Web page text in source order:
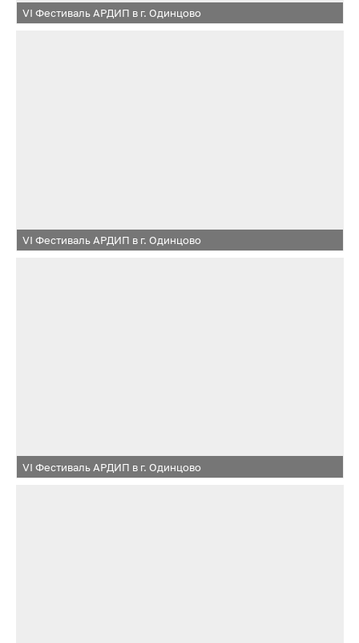
VI Фестиваль АРДИП в г. Одинцово
VI Фестиваль АРДИП в г. Одинцово
VI Фестиваль АРДИП в г. Одинцово